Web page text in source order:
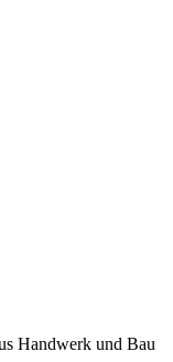
Handwerk und Bau